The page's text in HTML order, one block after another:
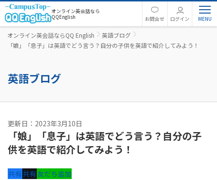
オンライン英会話なら
QQEnglish
お問合せ ログイン
オンライン英会話ならQQ English
英語ブログ
「娘」「息子」は英語でどう言う？自分の子供を英語で紹介してみよう！
英語ブログ
更新日：2023年3月10日
「娘」「息子」は英語でどう言う？自分の子
供を英語で紹介してみよう！
共有共有友だち追加